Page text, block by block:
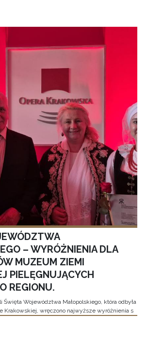
– WYRÓŻNIENIA DLA
MUZEUM ZIEMI
PIELĘGNUJĄCYCH
REGIONU.
Święta Województwa Małopolskiego, która odbyła
Krakowskiej, wręczono najwyższe wyróżnienia s